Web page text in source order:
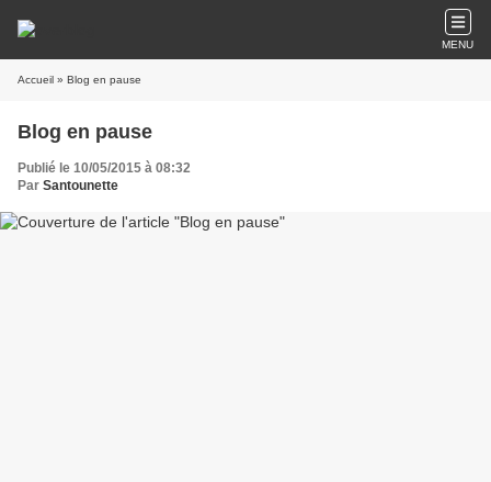
MENU
Accueil » Blog en pause
Blog en pause
Publié le 10/05/2015 à 08:32
Par Santounette